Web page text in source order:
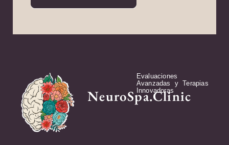
NeuroSpa.Clinic
Evaluaciones
Avanzadas y Terapias
Innovadoras